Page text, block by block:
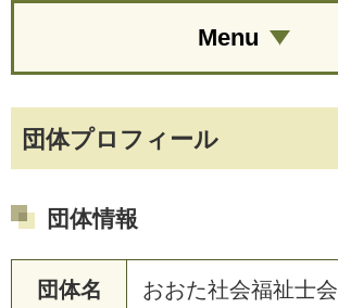
団体プロフィール
団体情報
団体名 おおた社会福祉士会
Menu